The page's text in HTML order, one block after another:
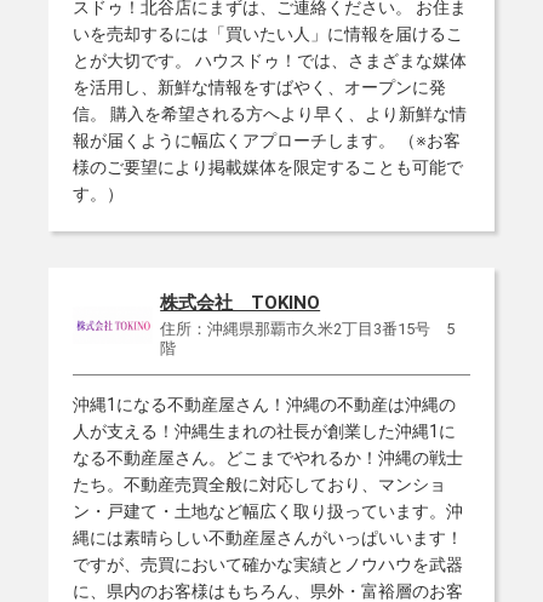
スドゥ！北谷店にまずは、ご連絡ください。 お住ま
いを売却するには「買いたい人」に情報を届けるこ
とが大切です。 ハウスドゥ！では、さまざまな媒体
を活用し、新鮮な情報をすばやく、オープンに発
信。 購入を希望される方へより早く、より新鮮な情
報が届くように幅広くアプローチします。 （※お客
様のご要望により掲載媒体を限定することも可能で
す。）
株式会社 TOKINO
住所：沖縄県那覇市久米2丁目3番15号 5
階
沖縄1になる不動産屋さん！沖縄の不動産は沖縄の
人が支える！沖縄生まれの社長が創業した沖縄1に
なる不動産屋さん。どこまでやれるか！沖縄の戦士
たち。不動産売買全般に対応しており、マンショ
ン・戸建て・土地など幅広く取り扱っています。沖
縄には素晴らしい不動産屋さんがいっぱいいます！
ですが、売買において確かな実績とノウハウを武器
に、県内のお客様はもちろん、県外・富裕層のお客